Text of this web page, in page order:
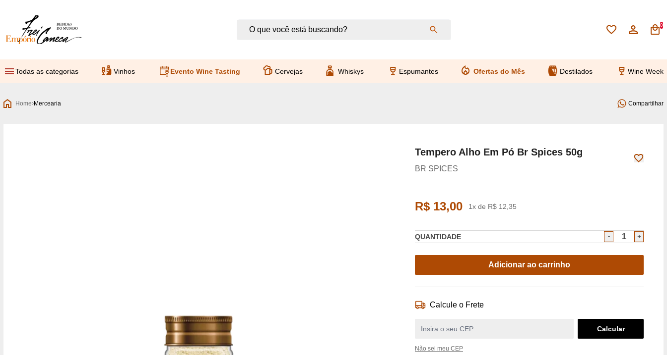
0
Todas as categorias Vinhos Evento Wine Tasting Cervejas Whiskys Espumantes Ofertas do Mês Destilados Wine Week
Home Mercearia Compartilhar
Tempero Alho Em Pó Br Spices 50g
BR SPICES
R$ 13,00 1x de R$ 12,35
QUANTIDADE
Adicionar ao carrinho
Calcule o Frete
Não sei meu CEP